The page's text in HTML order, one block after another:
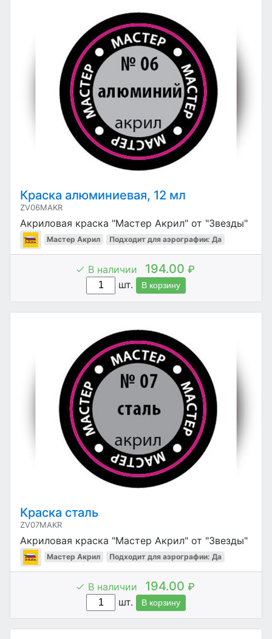
Краска алюминиевая, 12 мл
ZV06MAKR
Акриловая краска "Мастер Акрил" от "Звезды"
Мастер Акрил Подходит для аэрографии: Да
В наличии 194.00 ₽
шт.
В корзину
Краска сталь
ZV07MAKR
Акриловая краска "Мастер Акрил" от "Звезды"
Мастер Акрил Подходит для аэрографии: Да
В наличии 194.00 ₽
шт.
В корзину